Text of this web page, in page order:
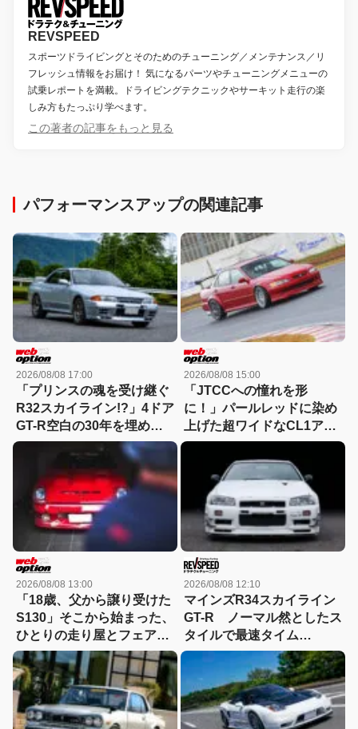
REVSPEED
スポーツドライビングとそのためのチューニング／メンテナンス／リ
フレッシュ情報をお届け！ 気になるパーツやチューニングメニューの
試乗レポートを満載。ドライビングテクニックやサーキット走行の楽
しみ方もたっぷり学べます。
この著者の記事をもっと見る
パフォーマンスアップの関連記事
2026/08/08 17:00
「プリンスの魂を受け継ぐ
R32スカイライン!?」4ドア
GT-R空白の30年を埋めた
『GTB-4』という存在
2026/08/08 15:00
「JTCCへの憧れを形
に！」パールレッドに染め
上げた超ワイドなCL1アコ
ードユーロRの美学
2026/08/08 13:00
「18歳、父から譲り受けた
S130」そこから始まった、
ひとりの走り屋とフェアレ
ディZの物語
2026/08/08 12:10
マインズR34スカイライン
GT-R ノーマル然としたス
タイルで最速タイム
Playbackチューニングヒー